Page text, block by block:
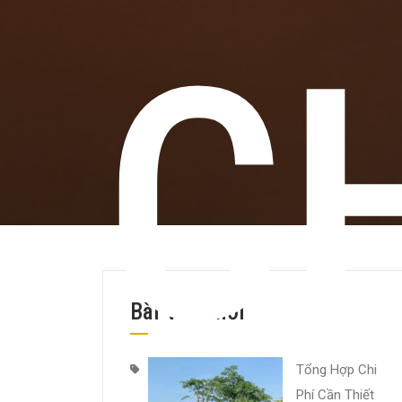
Bài Viết Mới
Tổng Hợp Chi
Phí Cần Thiết